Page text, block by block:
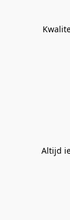
Altijd